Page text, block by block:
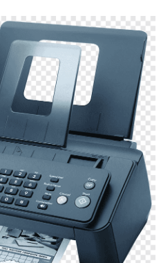
акустики